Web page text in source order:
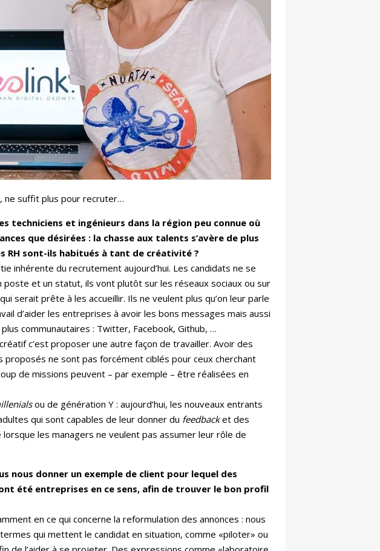
ne suffit plus pour recruter…
techniciens et ingénieurs dans la région peu connue où
que désirées : la chasse aux talents s’avère de plus
RH sont-ils habitués à tant de créativité ?
inhérente du recrutement aujourd’hui. Les candidats ne se
et un statut, ils vont plutôt sur les réseaux sociaux ou sur
serait prête à les accueillir. Ils ne veulent plus qu’on leur parle
d’aider les entreprises à avoir les bons messages mais aussi
communautaires : Twitter, Facebook, Github, …
c’est proposer une autre façon de travailler. Avoir des
ne sont pas forcément ciblés pour ceux cherchant
de missions peuvent – par exemple – être réalisées en
ou de génération Y : aujourd’hui, les nouveaux entrants
qui sont capables de leur donner du feedbacket des
les managers ne veulent pas assumer leur rôle de
nous donner un exemple de client pour lequel des
été entreprises en ce sens, afin de trouver le bon profil
en ce qui concerne la reformulation des annonces : nous
qui mettent le candidat en situation, comme «piloter» ou